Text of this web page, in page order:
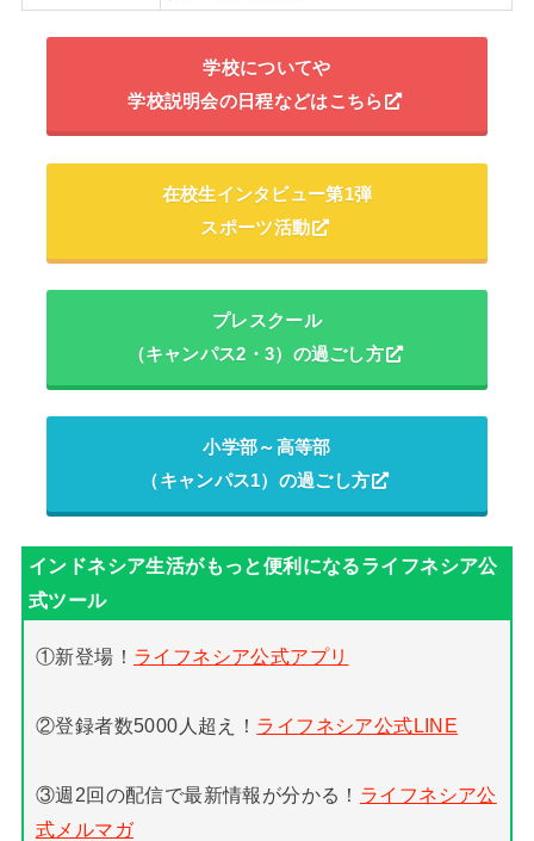
学校についてや
学校説明会の日程などはこちら
在校生インタビュー第1弾
スポーツ活動
プレスクール
（キャンパス2・3）の過ごし方
小学部～高等部
（キャンパス1）の過ごし方
①新登場！ ライフネシア公式アプリ
②登録者数5000人超え！ ライフネシア公式LINE
③週2回の配信で最新情報が分かる！ ライフネシア公
式メルマガ